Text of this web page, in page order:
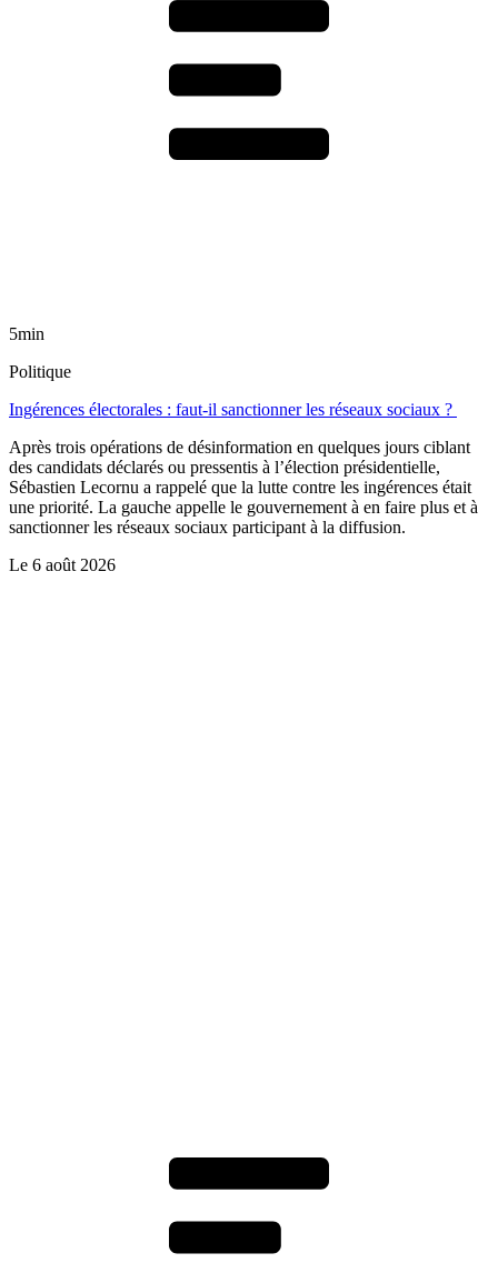
5min
Politique
Ingérences électorales : faut-il sanctionner les réseaux sociaux ?
Après trois opérations de désinformation en quelques jours ciblant
des candidats déclarés ou pressentis à l’élection présidentielle,
Sébastien Lecornu a rappelé que la lutte contre les ingérences était
une priorité. La gauche appelle le gouvernement à en faire plus et à
sanctionner les réseaux sociaux participant à la diffusion.
Le 6 août 2026